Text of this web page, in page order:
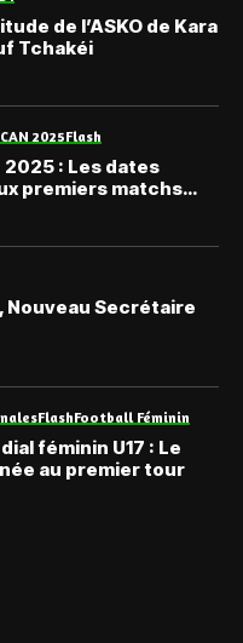
de l’ASKO de Kara
Tchakéi
2025Flash
2025 : Les dates
premiers matchs
Nouveau Secrétaire
FlashFootball Féminin
féminin U17 : Le
au premier tour